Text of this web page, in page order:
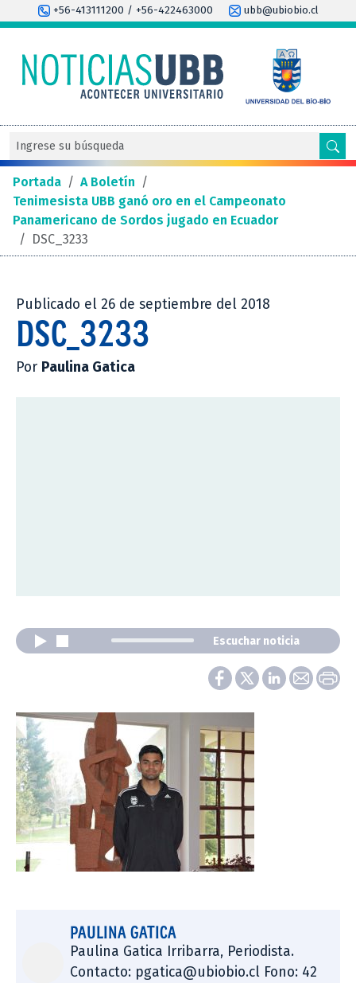
+56-413111200 / +56-422463000 ubb@ubiobio.cl
Portada / A Boletín /
Tenimesista UBB ganó oro en el Campeonato
Panamericano de Sordos jugado en Ecuador
/ DSC_3233
Publicado el 26 de septiembre del 2018
DSC_3233
Por Paulina Gatica
Escuchar noticia
PAULINA GATICA
Paulina Gatica Irribarra, Periodista.
Contacto: pgatica@ubiobio.cl Fono: 42